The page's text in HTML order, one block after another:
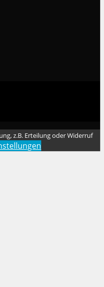
z.B. Erteilung oder Widerruf